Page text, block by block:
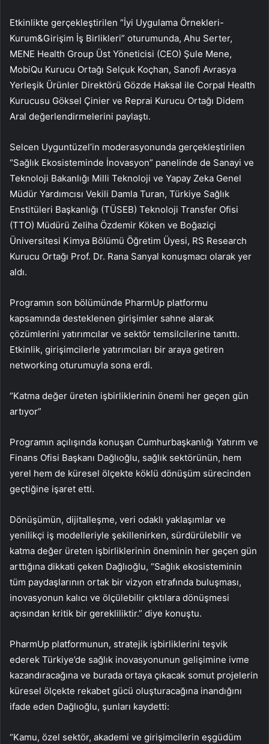
Etkinlikte gerçekleştirilen “İyi Uygulama Örnekleri-
Kurum&Girişim İş Birlikleri” oturumunda, Ahu Serter,
MENE Health Group Üst Yöneticisi (CEO) Şule Mene,
MobiQu Kurucu Ortağı Selçuk Koçhan, Sanofi Avrasya
Yerleşik Ürünler Direktörü Gözde Haksal ile Corpal Health
Kurucusu Göksel Çinier ve Reprai Kurucu Ortağı Didem
Aral değerlendirmelerini paylaştı.
Selcen Uyguntüzel’in moderasyonunda gerçekleştirilen
“Sağlık Ekosisteminde İnovasyon” panelinde de Sanayi ve
Teknoloji Bakanlığı Milli Teknoloji ve Yapay Zeka Genel
Müdür Yardımcısı Vekili Damla Turan, Türkiye Sağlık
Enstitüleri Başkanlığı (TÜSEB) Teknoloji Transfer Ofisi
(TTO) Müdürü Zeliha Özdemir Köken ve Boğaziçi
Üniversitesi Kimya Bölümü Öğretim Üyesi, RS Research
Kurucu Ortağı Prof. Dr. Rana Sanyal konuşmacı olarak yer
aldı.
Programın son bölümünde PharmUp platformu
kapsamında desteklenen girişimler sahne alarak
çözümlerini yatırımcılar ve sektör temsilcilerine tanıttı.
Etkinlik, girişimcilerle yatırımcıları bir araya getiren
networking oturumuyla sona erdi.
“Katma değer üreten işbirliklerinin önemi her geçen gün
artıyor”
Programın açılışında konuşan Cumhurbaşkanlığı Yatırım ve
Finans Ofisi Başkanı Dağlıoğlu, sağlık sektörünün, hem
yerel hem de küresel ölçekte köklü dönüşüm sürecinden
geçtiğine işaret etti.
Dönüşümün, dijitalleşme, veri odaklı yaklaşımlar ve
yenilikçi iş modelleriyle şekillenirken, sürdürülebilir ve
katma değer üreten işbirliklerinin öneminin her geçen gün
arttığına dikkati çeken Dağlıoğlu, “Sağlık ekosisteminin
tüm paydaşlarının ortak bir vizyon etrafında buluşması,
inovasyonun kalıcı ve ölçülebilir çıktılara dönüşmesi
açısından kritik bir gerekliliktir.” diye konuştu.
PharmUp platformunun, stratejik işbirliklerini teşvik
ederek Türkiye’de sağlık inovasyonunun gelişimine ivme
kazandıracağına ve burada ortaya çıkacak somut projelerin
küresel ölçekte rekabet gücü oluşturacağına inandığını
ifade eden Dağlıoğlu, şunları kaydetti:
“Kamu, özel sektör, akademi ve girişimcilerin eşgüdüm